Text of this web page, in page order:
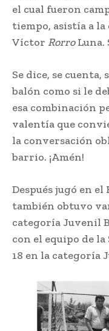
el cual fueron
tiempo, asistía a
Víctor RorroLuna.
Se dice, se
balón como si le
esa combinación
valentía que
la conversación
barrio. ¡Amén!
Después jugó en
también obtuvo
categoría Juvenil
con el equipo de
18 en la categoría